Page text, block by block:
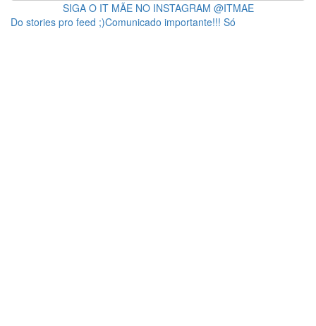
SIGA O IT MÃE NO INSTAGRAM @ITMAE
Do stories pro feed ;)Comunicado importante!!! Só